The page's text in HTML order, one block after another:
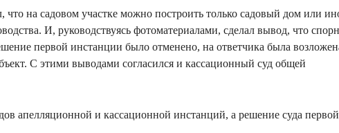
что на садовом участке можно построить только садовый дом или
И, руководствуясь фотоматериалами, сделал вывод, что
первой инстанции было отменено, на ответчика была
С этими выводами согласился и кассационный суд общей
апелляционной и кассационной инстанций, а решение суда первой